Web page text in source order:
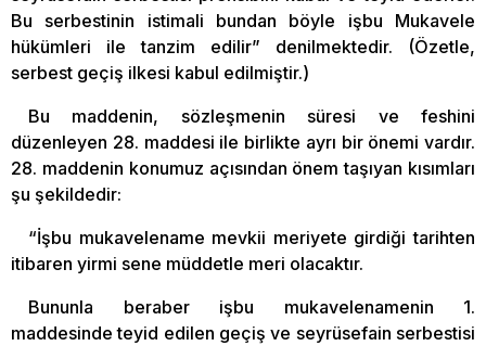
Bu serbestinin istimali bundan böyle işbu Mukavele
hükümleri ile tanzim edilir” denilmektedir. (Özetle,
serbest geçiş ilkesi kabul edilmiştir.)
Bu maddenin, sözleşmenin süresi ve feshini
düzenleyen 28. maddesi ile birlikte ayrı bir önemi vardır.
28. maddenin konumuz açısından önem taşıyan kısımları
şu şekildedir:
“İşbu mukavelename mevkii meriyete girdiği tarihten
itibaren yirmi sene müddetle meri olacaktır.
Bununla beraber işbu mukavelenamenin 1.
maddesinde teyid edilen geçiş ve seyrüsefain serbestisi